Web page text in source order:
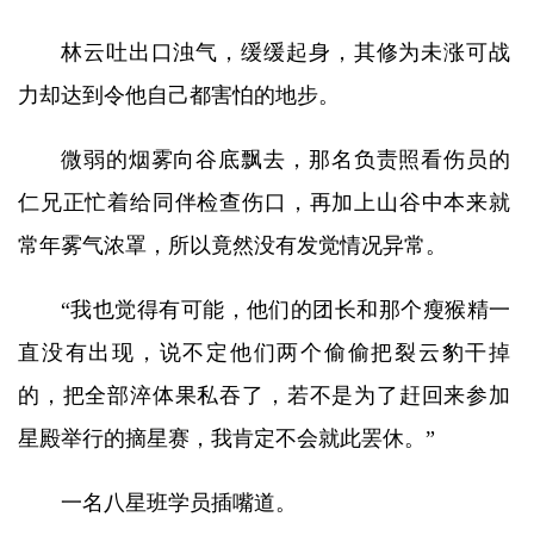
林云吐出口浊气，缓缓起身，其修为未涨可战
力却达到令他自己都害怕的地步。
微弱的烟雾向谷底飘去，那名负责照看伤员的
仁兄正忙着给同伴检查伤口，再加上山谷中本来就
常年雾气浓罩，所以竟然没有发觉情况异常。
“我也觉得有可能，他们的团长和那个瘦猴精一
直没有出现，说不定他们两个偷偷把裂云豹干掉
的，把全部淬体果私吞了，若不是为了赶回来参加
星殿举行的摘星赛，我肯定不会就此罢休。”
一名八星班学员插嘴道。